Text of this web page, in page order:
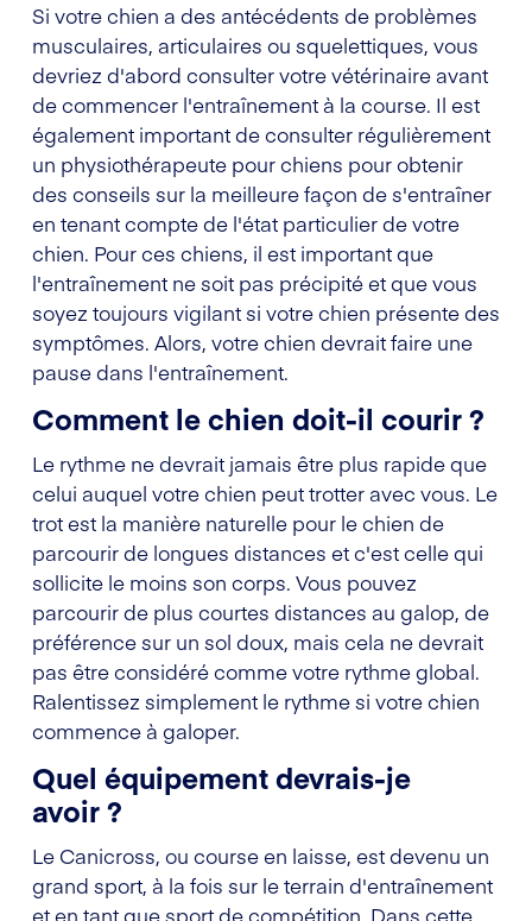
Si votre chien a des antécédents de problèmes
musculaires, articulaires ou squelettiques, vous
devriez d'abord consulter votre vétérinaire avant
de commencer l'entraînement à la course. Il est
également important de consulter régulièrement
un physiothérapeute pour chiens pour obtenir
des conseils sur la meilleure façon de s'entraîner
en tenant compte de l'état particulier de votre
chien. Pour ces chiens, il est important que
l'entraînement ne soit pas précipité et que vous
soyez toujours vigilant si votre chien présente des
symptômes. Alors, votre chien devrait faire une
pause dans l'entraînement.
Comment le chien doit-il courir ?
Le rythme ne devrait jamais être plus rapide que
celui auquel votre chien peut trotter avec vous. Le
trot est la manière naturelle pour le chien de
parcourir de longues distances et c'est celle qui
sollicite le moins son corps. Vous pouvez
parcourir de plus courtes distances au galop, de
préférence sur un sol doux, mais cela ne devrait
pas être considéré comme votre rythme global.
Ralentissez simplement le rythme si votre chien
commence à galoper.
Quel équipement devrais-je
avoir ?
Le Canicross, ou course en laisse, est devenu un
grand sport, à la fois sur le terrain d'entraînement
et en tant que sport de compétition. Dans cette